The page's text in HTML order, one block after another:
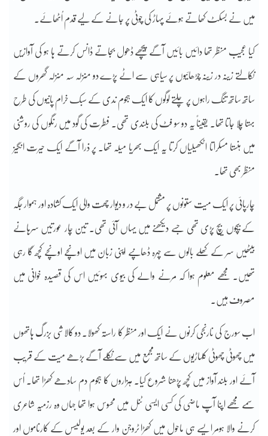
میں نے بسکٹ کھاتے ہوئے پہاڑ کی چوٹی پر جانے کے لیے قدم اُٹھائے۔
کیا عجیب منظر تھا دائیں بائیں آگے پیچھے ڈھول بجاتے ڈانس کرتے ہا ہو کی آوازیں
نکالتے زینہ در زینہ چڑھائیوں پر سیاہی سے اٹے پڑے دو منزلہ سہ منزلہ گھروں کے
ساتھ ساتھ تنگ راہوں پر چلتے لوگوں کا ایک ہجوم ندی کے سبک خرام پانیوں کی طرح
بہتا چلا جاتا تھا۔ یقیناً یہ دو سو فٹ کی بلندی تھی۔ فطرت کی گود میں رنگوں کی روشنی
میں ہنستا مسکراتا اٹکھیلیاں کرتا یہ ایک بھریا میلہ تھا۔ پر ذرا آگے ایک حیرت انگیز
منظر بھی تھا۔
چارپائی پر ایک میت ستونوں پر مشتمل بے در و دیوار چھت والی ایک کشادہ اور ہموار جگہ
کے بیچوں بیچ پڑی تھی جسے دیکھنے میں یہاں آئی تھی۔ تین چار عورتیں سرہانے
بیٹھیں سر کے کھلے بالوں سے چہرہ ڈھانپے اپنی زبان میں اونچے اونچے کچھ گا رہی
تھیں۔ مجھے معلوم ہوا کہ مرنے والے کی بیوی بہوئیں اس کی قصیدہ خوانی میں
مصروف ہیں۔
اب سورج کی نارنجی کرنوں نے ایک اور منظر کا راستہ کھولا۔ دو کالاشی بزرگ ہاتھوں
میں چھوٹی چھوٹی کلہاڑیوں کے ساتھ مجمع میں سے نکلے آگے بڑھے میت کے قریب
آئے اور بلند آواز میں کچھ پڑھنا شروع کیا۔ ہزاروں کا ہجوم دم سادھے کھڑا تھا۔ اُس
سمے مجھے اپنا آپ ماضی کی کسی ایسی ٹنل میں محسوس ہوا تھا جہاں وہ رزمیہ شاعری
کرنے والا ہومر ایسے ہی ماحول میں کھڑا ٹروجن وار کے بعد یولیسس کے کارناموں اور